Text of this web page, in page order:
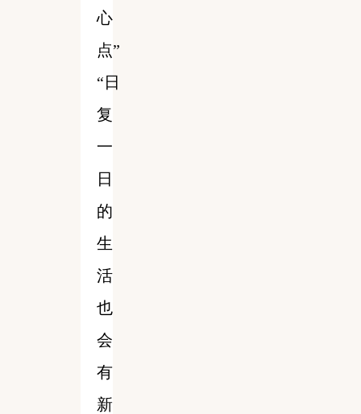
心
点”
“日
复
一
日
的
生
活
也
会
有
新